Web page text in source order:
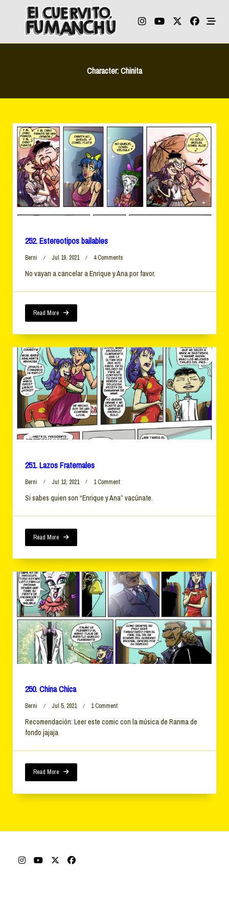
content
Character:Chinita
252. Estereotipos bailables
Berni Jul 19, 2021 4 Comments
Estereotipos
No vayan a cancelar a Enrique y Ana por favor.
Read More
251. Lazos Fraternales
Berni Jul 12, 2021 1 CommentOn
Lazos
Si sabes quien son “Enrique y Ana” vacúnate.
Read More
250. China Chica
Berni Jul 5, 2021 1 CommentOn
China
Recomendación: Leer este comic con la música de Ranma de
fondo jajaja
Read More